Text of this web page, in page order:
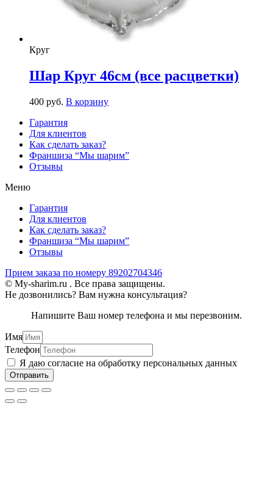
Круг
Шар Круг 46см (все расцветки)
400 руб. В корзину
Гарантия
Для клиентов
Как сделать заказ?
Франшиза “Мы шарим”
Отзывы
Меню
Гарантия
Для клиентов
Как сделать заказ?
Франшиза “Мы шарим”
Отзывы
Прием заказа по номеру 89202704346
© My-sharim.ru . Все права защищены.
Не дозвонились? Вам нужна консультация?
Напишите Ваш номер телефона и мы перезвоним.
Имя
Телефон
Я даю согласие на обработку персональных данных
Отправить